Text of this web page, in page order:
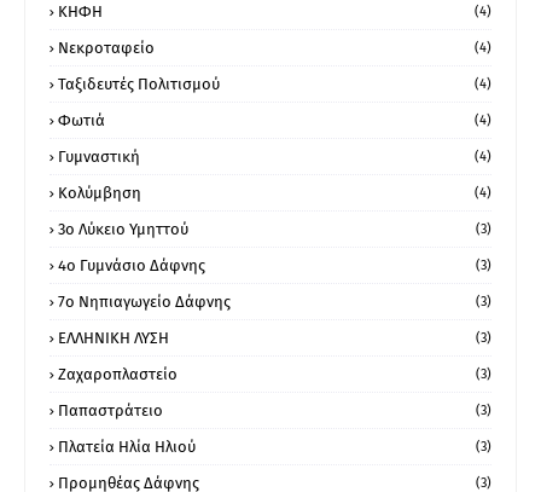
ΚΗΦΗ (4)
Νεκροταφείο (4)
Ταξιδευτές Πολιτισμού (4)
Φωτιά (4)
Γυμναστική (4)
Κολύμβηση (4)
3ο Λύκειο Υμηττού (3)
4ο Γυμνάσιο Δάφνης (3)
7ο Νηπιαγωγείο Δάφνης (3)
ΕΛΛΗΝΙΚΗ ΛΥΣΗ (3)
Ζαχαροπλαστείο (3)
Παπαστράτειο (3)
Πλατεία Ηλία Ηλιού (3)
Προμηθέας Δάφνης (3)